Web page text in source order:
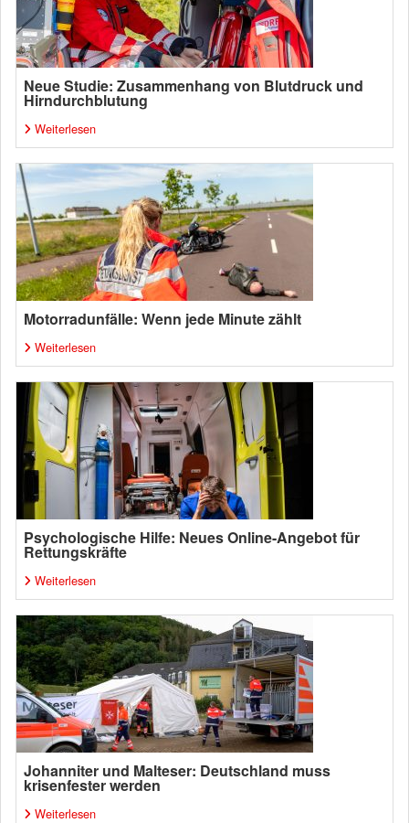
Neue Studie: Zusammenhang von Blutdruck und
Hirndurchblutung
Weiterlesen
Motorradunfälle: Wenn jede Minute zählt
Weiterlesen
Psychologische Hilfe: Neues Online-Angebot für
Rettungskräfte
Weiterlesen
Johanniter und Malteser: Deutschland muss
krisenfester werden
Weiterlesen